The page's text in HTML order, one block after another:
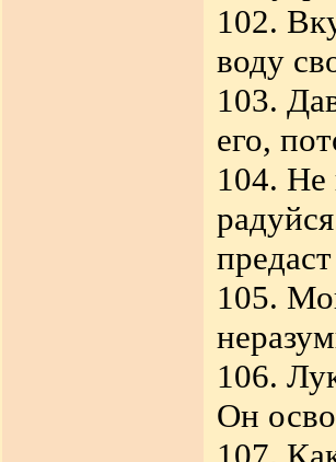
102.
воду
103.
его,
104. Не
105.
106.
Он